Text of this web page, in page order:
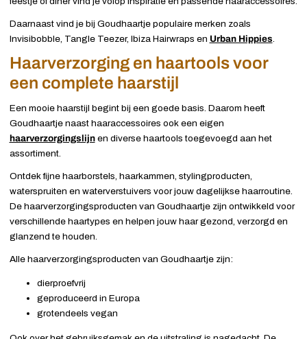
Daarnaast vind je bij Goudhaartje populaire merken zoals
Invisibobble, Tangle Teezer, Ibiza Hairwraps en Urban Hippies
Haarverzorging en haartools voor
een complete haarstijl
Een mooie haarstijl begint bij een goede basis. Daarom heeft
Goudhaartje naast haaraccessoires ook een eigen
haarverzorgingslijnen diverse haartools toegevoegd aan het
assortiment.
Ontdek fijne haarborstels, haarkammen, stylingproducten,
waterspruiten en waterverstuivers voor jouw dagelijkse haarroutine.
De haarverzorgingsproducten van Goudhaartje zijn ontwikkeld voor
verschillende haartypes en helpen jouw haar gezond, verzorgd en
glanzend te houden.
Alle haarverzorgingsproducten van Goudhaartje zijn:
dierproefvrij
geproduceerd in Europa
grotendeels vegan